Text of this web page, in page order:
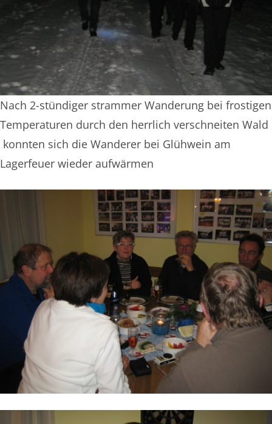
Nach 2-stündiger strammer Wanderung bei frostigen
Temperaturen durch den herrlich verschneiten Wald
konnten sich die Wanderer bei Glühwein am
Lagerfeuer wieder aufwärmen